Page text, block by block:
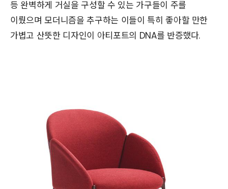
등 완벽하게 거실을 구성할 수 있는 가구들이 주를
이뤘으며 모더니즘을 추구하는 이들이 특히 좋아할 만한
가볍고 산뜻한 디자인이 아티포트의 DNA를 반증했다.